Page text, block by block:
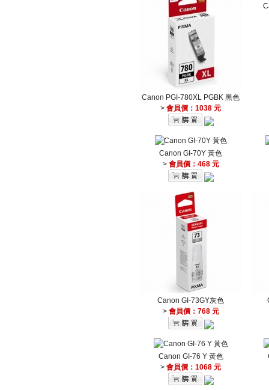
Canon PGI-780XL PGBK 黑色
>會員價：1038 元
Canon GI-70Y 黃色
> 會員價：468 元
Canon GI-73GY灰色
> 會員價：768 元
Canon GI-76 Y 黃色
>會員價：1068 元